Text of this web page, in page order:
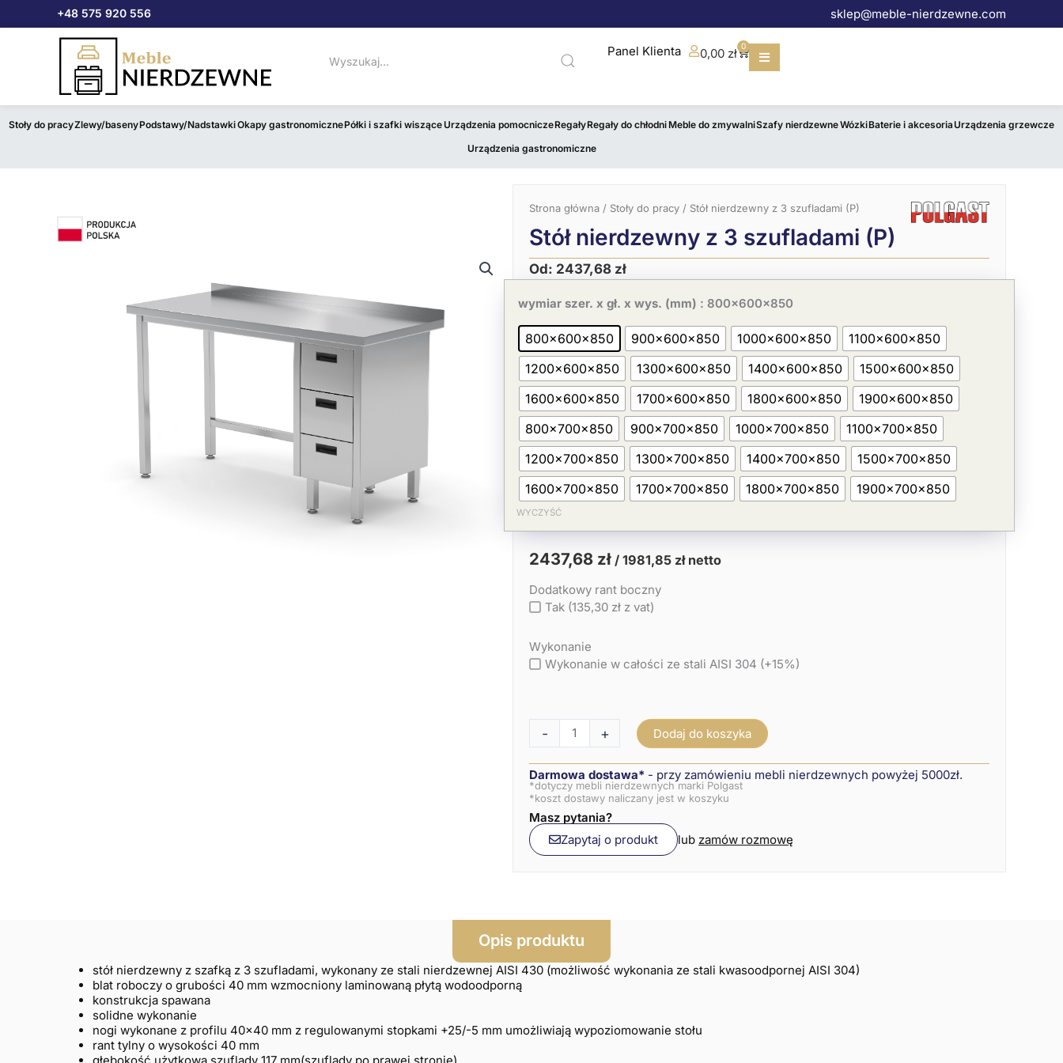
+48 575 920 556 sklep@meble-nierdzewne.com
Panel Klienta 0,00 zł
0
Wózek
Stoły do pracyZlewy/basenyPodstawy/NadstawkiOkapy gastronomicznePółki i szafki wisząceUrządzenia pomocniczeRegałyRegały do chłodniMeble do zmywalniSzafy nierdzewneWózkiBaterie i akcesoriaUrządzenia grzewcze
Urządzenia gastronomiczne
Strona główna / Stoły do pracy / Stół nierdzewny z 3 szufladami (P)
Stół nierdzewny z 3 szufladami (P)
Od: 2437,68 zł
wymiar szer. x gł. x wys. (mm) : 800x600x850
800x600x850 900x600x850 1000x600x850
1100x600x850
1200x600x850
1300x600x850 1400x600x850
1500x600x850
1600x600x850
1700x600x850 1800x600x850
1900x600x850
800x700x850
900x700x850 1000x700x850
1100x700x850
1200x700x850
1300x700x850 1400x700x850
1500x700x850
1600x700x850
1700x700x850 1800x700x850 1900x700x850
WYCZYŚĆ
Pierwotna
cena
wynosiła:
3750,27 zł.
2437,68 zł
Aktualna
cena
wynosi:
2437,68 zł.
/ 1981,85 złnetto
Dodatkowy rant boczny
Tak (135,30 zł z vat)
Wykonanie
Wykonanie w całości ze stali AISI 304 (+15%)
-
Stół
z
3
szufladami
(P)
+ Dodaj do koszyka
Darmowa dostawa* - przy zamówieniu mebli nierdzewnych powyżej 5000zł.
*dotyczy mebli nierdzewnych marki Polgast
*koszt dostawy naliczany jest w koszyku
Masz pytania?
Zapytaj o produkt
lub zamów rozmowę
Opis produktu
stół nierdzewny z szafką z 3 szufladami, wykonany ze stali nierdzewnej AISI 430 (możliwość wykonania ze stali kwasoodpornej AISI 304)
blat roboczy o grubości 40 mm wzmocniony laminowaną płytą wodoodporną
konstrukcja spawana
solidne wykonanie
nogi wykonane z profilu 40×40 mm z regulowanymi stopkami +25/-5 mm umożliwiają wypoziomowanie stołu
rant tylny o wysokości 40 mm